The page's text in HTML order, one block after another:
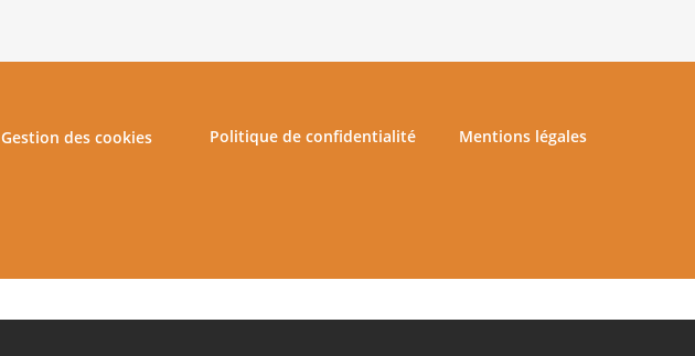
Gestion des cookies Politique de confidentialité
Mentions légales